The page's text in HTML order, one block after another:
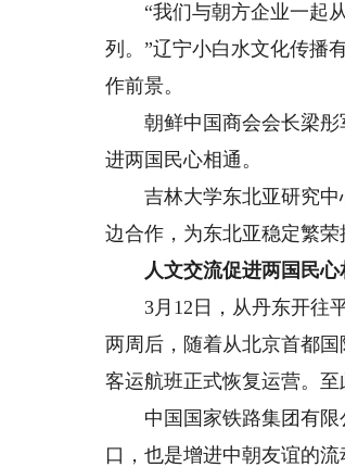
“我们与朝方企业一起从
列。”辽宁小白水文化传播
作前景。
朝鲜中国商会会长梁彤
进两国民心相通。
吉林大学东北亚研究中
边合作，为东北亚稳定繁荣
人文交流促进两国民心
3月12日，从丹东开往平
两周后，随着从北京首都
客运航班正式恢复运营。至
中国国家铁路集团有限
口，也是增进中朝友谊的